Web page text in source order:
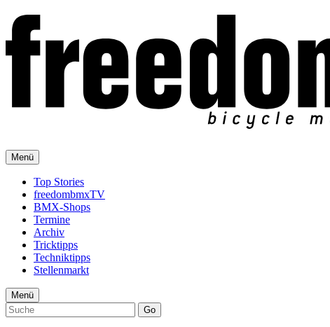
Menü
Top Stories
freedombmxTV
BMX-Shops
Termine
Archiv
Tricktipps
Techniktipps
Stellenmarkt
Menü
Go